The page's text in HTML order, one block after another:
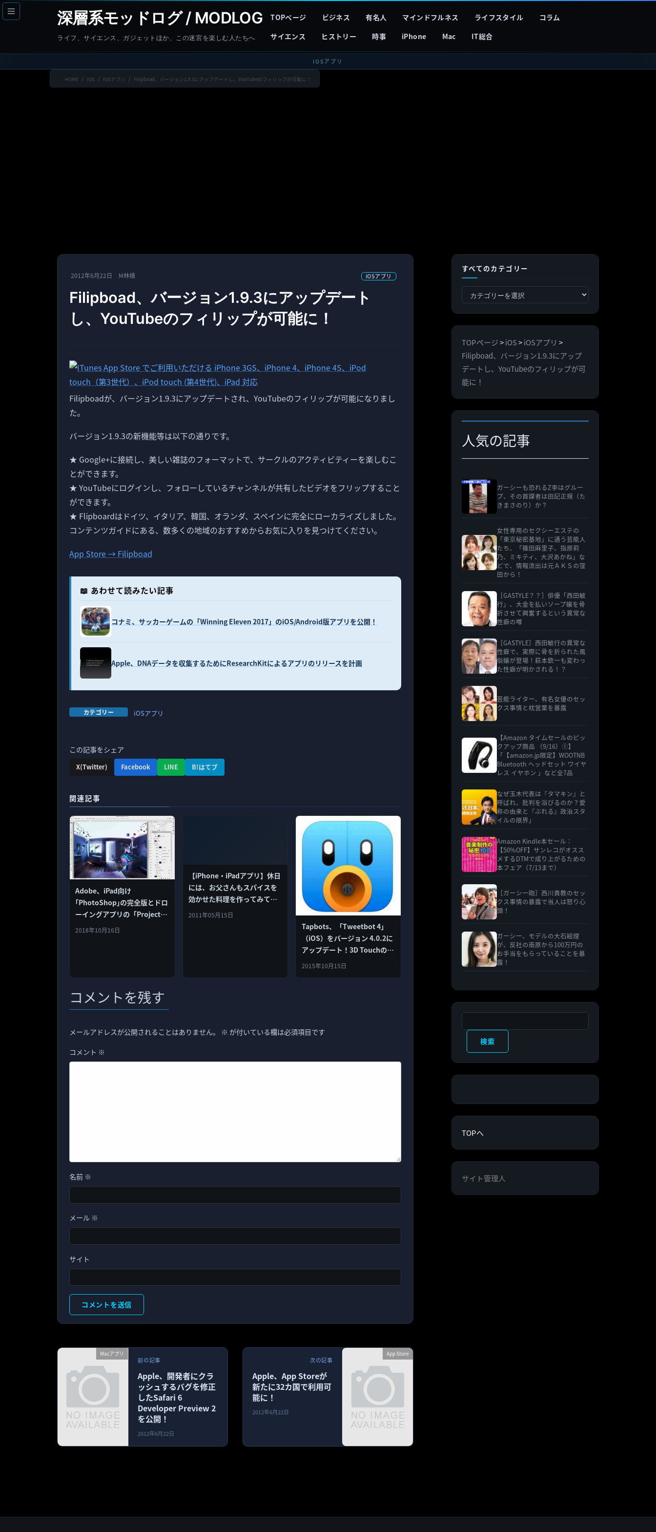
コ
ン
へ
ナ
ビ
ョ
深層系モッドログ / MODLOG
ライフ、サイエンス、ガジェットほか、この迷宮を楽しむ人たちへ
TOPページ ビジネス 有名人 マインドフルネス ライフスタイル
コラム
サイエンス
ヒストリー 時事 iPhone Mac IT総合
IOSアプリ
HOME iOS iOSアプリ Filipboad、バージョン1.9.3にアップデートし、YouTubeのフィリップが可能に！
2012年6月22日 M林檎 iOSアプリ
Filipboad、バージョン1.9.3にアップデート
し、YouTubeのフィリップが可能に！
Filipboadが、バージョン1.9.3にアップデートされ、YouTubeのフィリップが可能になりまし
た。
バージョン1.9.3の新機能等は以下の通りです。
★ Google+に接続し、美しい雑誌のフォーマットで、サークルのアクティビティーを楽しむこ
とができます。
★ YouTubeにログインし、フォローしているチャンネルが共有したビデオをフリップすること
ができます。
★ Flipboardはドイツ、イタリア、韓国、オランダ、スペインに完全にローカライズしました。
コンテンツガイドにある、数多くの地域のおすすめからお気に入りを見つけてください。
App Store → Filipboad
📖 あわせて読みたい記事
コナミ、サッカーゲームの「Winning Eleven 2017」のiOS/Android版アプリを公開！
Apple、DNAデータを収集するためにResearchKitによるアプリのリリースを計画
カテゴリー iOSアプリ
この記事をシェア
X(Twitter) Facebook LINE B!はてブ
関連記事
Adobe、iPad向け
｢PhotoShop｣の完全版とドロ
ーイングアプリの「Project
Gemini」2019年に公開と発
2018年10月16日
【iPhone・iPadアプリ】休日
には、お父さんもスパイスを
効かせた料理を作ってみては
いかが!? ハウス食品「スパ
2011年05月15日
Tapbots、「Tweetbot 4」
（iOS）をバージョン 4.0.2に
アップデート！3D Touchのサ
ポートと修正
2015年10月15日
コメントを残す
メールアドレスが公開されることはありません。 ※ が付いている欄は必須項目です
コメント ※
名前 ※
メール ※
サイト
Macアプリ
前の記事
Apple、開発者にクラ
ッシュするバグを修正
したSafari 6
Developer Preview 2
を公開！
2012年6月22日
App Store
次の記事
Apple、App Storeが
新たに32カ国で利用可
能に！
2012年6月22日
すべてのカテゴリー
べ
カ
テ
ゴ
リ
ー
TOPページ>iOS>iOSアプリ >
Filipboad、バージョン1.9.3にアップ
デートし、YouTubeのフィリップが可
能に！
人気の記事
ガーシーも恐れるZ李はグルー
プ、その首謀者は田記正規（た
きまさのり）か？
女性専用のセクシーエステの
「東京秘密基地」に通う芸能人
たち、「篠田麻里子、指原莉
乃、ミキティ、大沢あかね」な
どで、情報流出は元ＡＫＳの窪
田から！
［GASTYLE？？］俳優「西田敏
行」、大金を払いソープ嬢を骨
折させて興奮するという異常な
性癖の噂
［GASTYLE］西田敏行の異常な
性癖で、実際に骨を折られた風
俗嬢が登場！萩本欽一も変わっ
た性癖が明かされる！？
芸能ライター、有名女優のセッ
クス事情と枕営業を暴露
【Amazon タイムセールのピッ
クアップ商品 （9/16）①】
「【amazon.jp限定】WOOTNB
Bluetooth ヘッドセット ワイヤ
レス イヤホン 」など全7品
なぜ玉木代表は『タマキン』と
呼ばれ、批判を浴びるのか？愛
称の由来と『ぶれる』政治スタ
イルの限界」
Amazon Kindle本セール：
【50%OFF】サンレコがオスス
メするDTMで成り上がるための
本フェア（7/13まで）
［ガーシー砲］西川貴教のセッ
クス事情の暴露で当人は怒り心
頭！
ガーシー、モデルの大石絵理
が、反社の南原から100万円の
お手当をもらっていることを暴
露！
検索
TOPへ
サイト管理人